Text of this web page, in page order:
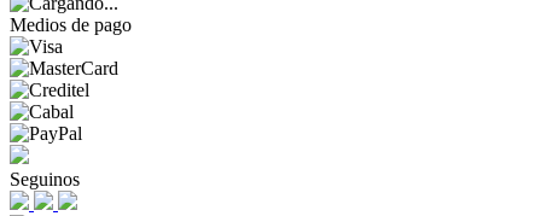
Medios de pago
Seguinos